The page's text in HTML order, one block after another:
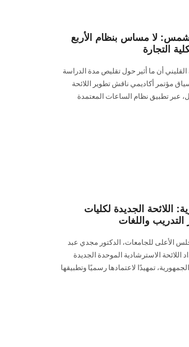
شمس: لا مساس بنظام الأربع
التجارة
أن ما أثير حول تقليص مدة الدراسة
مؤتمر أكاديمي ناقش تطوير اللائحة
عبر تطبيق نظام الساعات المعتمدة
اللائحة الجديدة لكليات
واللغات
الأعلى للجامعات، الدكتور مجدي عبد
اللائحة الاسترشادية الموحدة الجديدة
تمهيدًا لاعتمادها رسميًا وتطبيقها